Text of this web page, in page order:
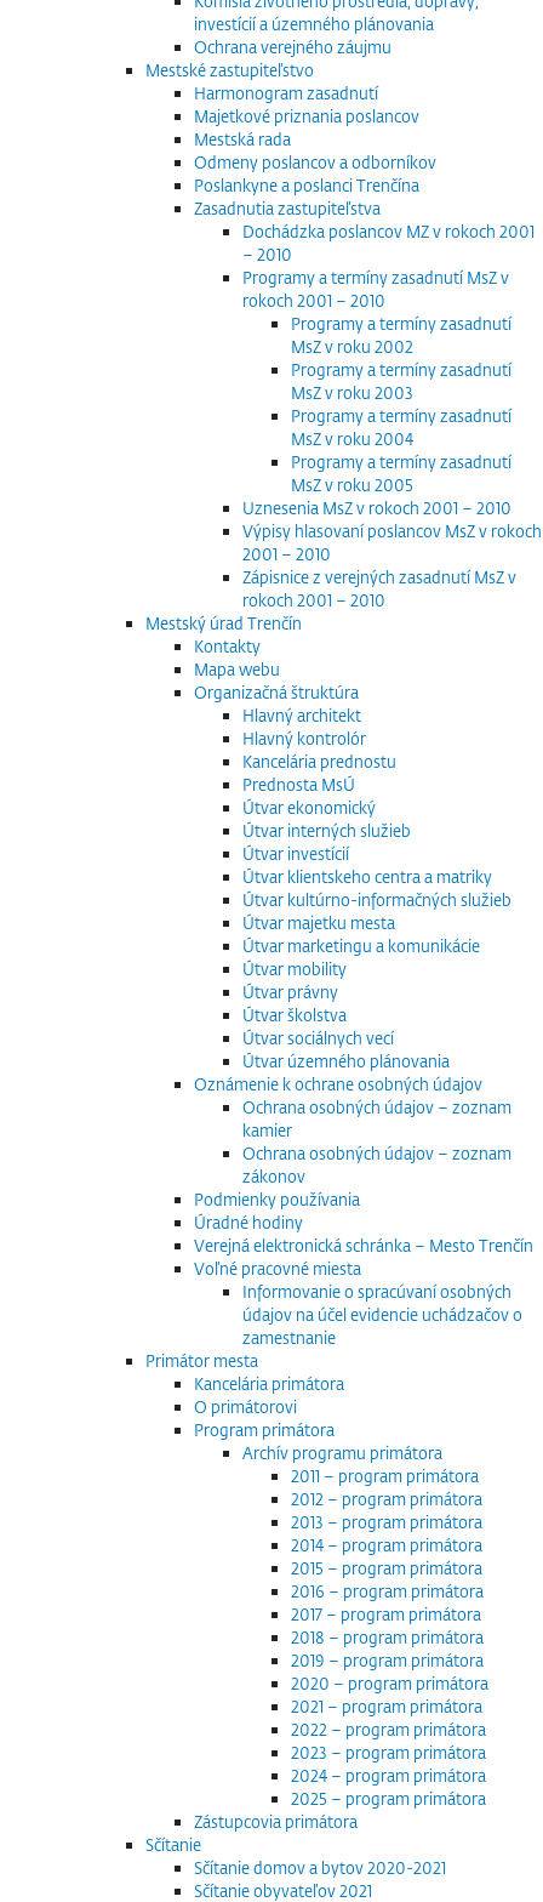
investícií a územného plánovania
Ochrana verejného záujmu
Mestské zastupiteľstvo
Harmonogram zasadnutí
Majetkové priznania poslancov
Mestská rada
Odmeny poslancov a odborníkov
Poslankyne a poslanci Trenčína
Zasadnutia zastupiteľstva
Dochádzka poslancov MZ v rokoch 2001
– 2010
Programy a termíny zasadnutí MsZ v
rokoch 2001 – 2010
Programy a termíny zasadnutí
MsZ v roku 2002
Programy a termíny zasadnutí
MsZ v roku 2003
Programy a termíny zasadnutí
MsZ v roku 2004
Programy a termíny zasadnutí
MsZ v roku 2005
Uznesenia MsZ v rokoch 2001 – 2010
Výpisy hlasovaní poslancov MsZ v rokoch
2001 – 2010
Zápisnice z verejných zasadnutí MsZ v
rokoch 2001 – 2010
Mestský úrad Trenčín
Kontakty
Mapa webu
Organizačná štruktúra
Hlavný architekt
Hlavný kontrolór
Kancelária prednostu
Prednosta MsÚ
Útvar ekonomický
Útvar interných služieb
Útvar investícií
Útvar klientskeho centra a matriky
Útvar kultúrno-informačných služieb
Útvar majetku mesta
Útvar marketingu a komunikácie
Útvar mobility
Útvar právny
Útvar školstva
Útvar sociálnych vecí
Útvar územného plánovania
Oznámenie k ochrane osobných údajov
Ochrana osobných údajov – zoznam
kamier
Ochrana osobných údajov – zoznam
zákonov
Podmienky používania
Úradné hodiny
Verejná elektronická schránka – Mesto Trenčín
Voľné pracovné miesta
Informovanie o spracúvaní osobných
údajov na účel evidencie uchádzačov o
zamestnanie
Primátor mesta
Kancelária primátora
O primátorovi
Program primátora
Archív programu primátora
2011 – program primátora
2012 – program primátora
2013 – program primátora
2014 – program primátora
2015 – program primátora
2016 – program primátora
2017 – program primátora
2018 – program primátora
2019 – program primátora
2020 – program primátora
2021 – program primátora
2022 – program primátora
2023 – program primátora
2024 – program primátora
2025 – program primátora
Zástupcovia primátora
Sčítanie
Sčítanie domov a bytov 2020-2021
Sčítanie obyvateľov 2021